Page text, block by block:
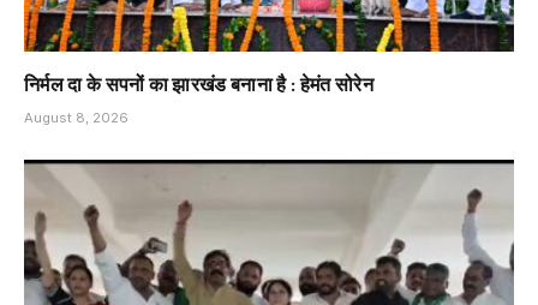
निर्मल दा के सपनों का झारखंड बनाना है : हेमंत सोरेन
August 8, 2026